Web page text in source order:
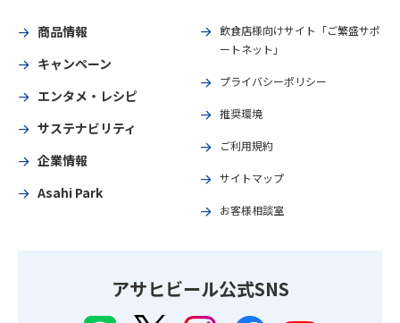
商品情報
キャンペーン
エンタメ・レシピ
サステナビリティ
企業情報
Asahi Park
飲食店様向けサイト「ご繁盛サポ
ートネット」
プライバシーポリシー
推奨環境
ご利用規約
サイトマップ
お客様相談室
アサヒビール公式SNS